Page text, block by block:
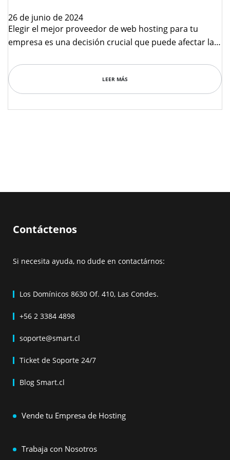
26 de junio de 2024
Elegir el mejor proveedor de web hosting para tu
empresa es una decisión crucial que puede afectar la
Aquí tienes una guía para ayudarte a tomar la mejor
decisión.
LEER MÁS
Contáctenos
Si necesita ayuda, no dude en contactárnos:
Los Domínicos 8630 Of. 410, Las Condes.
+56 2 3384 4898
soporte@smart.cl
Ticket de Soporte 24/7
Blog Smart.cl
Vende tu Empresa de Hosting
Trabaja con Nosotros